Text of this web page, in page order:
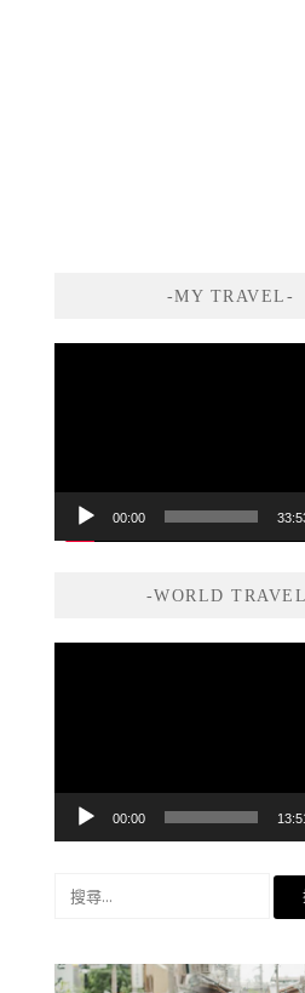
-MY TRAVEL-
00:00
-WORLD
00:00
字: